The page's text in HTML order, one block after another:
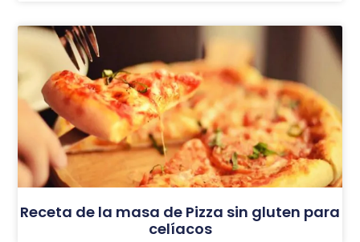
Receta de la masa de Pizza sin gluten para
celíacos